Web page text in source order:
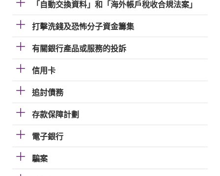
「自動交換資料」和「海外帳戶稅收合規法案」
打擊洗錢及恐怖分子資金籌集
有關銀行產品或服務的投訴
信用卡
追討債務
存款保障計劃
電子銀行
騙案